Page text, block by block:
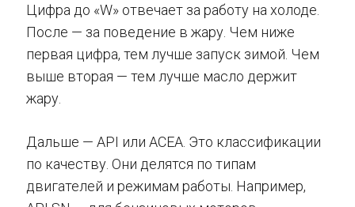
Цифра до «W» отвечает за работу на холоде.
После — за поведение в жару. Чем ниже
первая цифра, тем лучше запуск зимой. Чем
выше вторая — тем лучше масло держит
жару.
Дальше — API или ACEA. Это классификации
по качеству. Они делятся по типам
двигателей и режимам работы. Например,